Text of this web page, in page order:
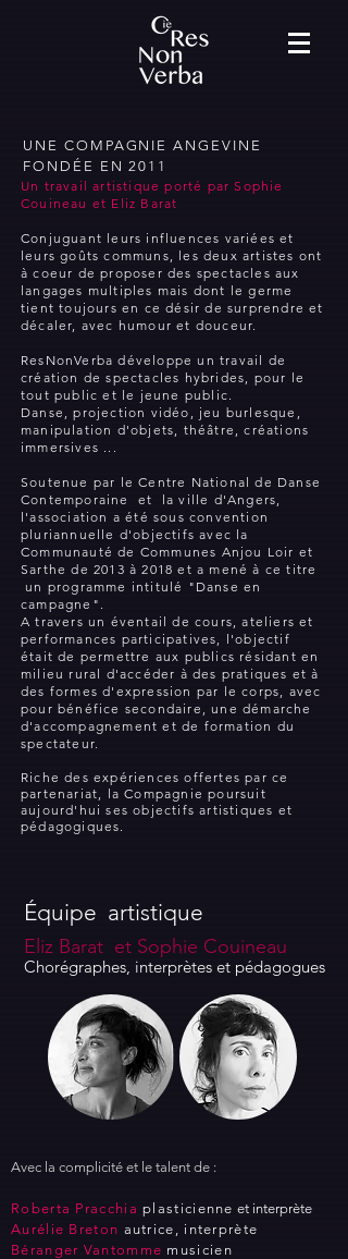
UNE COMPAGNIE ANGEVINE
FONDÉE EN 2011
Un travail artistique porté par Sophie
Couineau et Eliz Barat
Conjuguant leurs influences variées et
leurs goûts communs, les deux artistes ont
à coeur de proposer des spectacles aux
langages multiples mais dont le germe
tient toujours en ce désir de surprendre et
décaler, avec humour et douceur.
ResNonVerba développe un travail de
création de spectacles hybrides, pour le
tout public et le jeune public.
Danse, projection vidéo, jeu burlesque,
manipulation d'objets, théâtre, créations
immersives ...
Soutenue par le Centre National de Danse
Contemporaine et la ville d'Angers,
l'association a été sous convention
pluriannuelle d'objectifs avec la
Communauté de Communes Anjou Loir et
Sarthe de 2013 à 2018 et a mené à ce titre
un programme intitulé "Danse en
campagne".
A travers un éventail de cours, ateliers et
performances participatives, l'objectif
était de permettre aux publics résidant en
milieu rural d'accéder à des pratiques et à
des formes d'expression par le corps, avec
pour bénéfice secondaire, une démarche
d'accompagnement et de formation du
spectateur.
Riche des expériences offertes par ce
partenariat, la Compagnie poursuit
aujourd'hui ses objectifs artistiques et
pédagogiques.
Équipe artistique
Chorégraphes, interprètes et pédagogues
Eliz Barat et Sophie Couineau
Avec la complicité et le talent de :
Roberta Pracchiaplasticienne et interprète
Aurélie Breton autrice, interprète
Béranger Vantomme musicien